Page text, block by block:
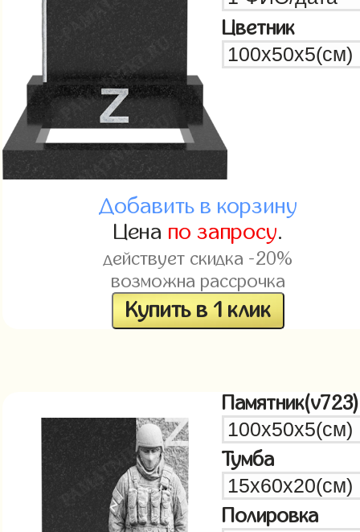
Цветник
Добавить в корзину
Цена по запросу.
действует скидка -20%
возможна рассрочка
Купить в 1 клик
Памятник(v723)
Тумба
Полировка